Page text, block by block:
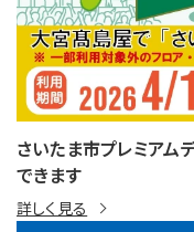
さいたま市プレミアム
できます
詳しく見る